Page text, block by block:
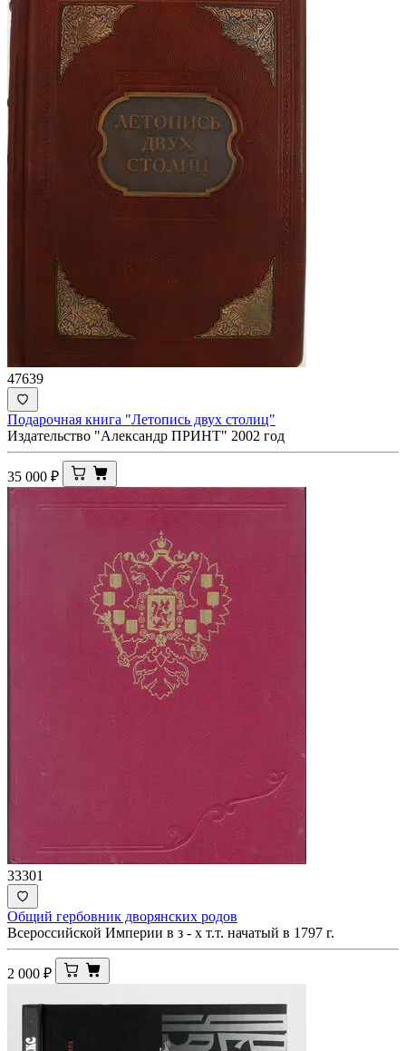
47639
Подарочная книга "Летопись двух столиц"
Издательство "Александр ПРИНТ" 2002 год
35 000 ₽
33301
Общий гербовник дворянских родов
Всероссийской Империи в з - х т.т. начатый в 1797 г.
2 000 ₽